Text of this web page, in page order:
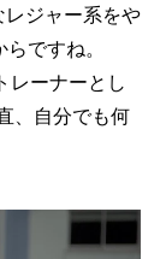
ジャー系をや
ですね。
ーナーとし
、自分でも何